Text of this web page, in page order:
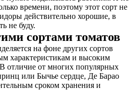
времени, поэтому этот сорт не
действительно хорошие, в
не буду.
сортами томатов
на фоне других сортов
характеристикам и высоким
отличие от многих популярных
или Бычье сердце, Де Барао
сроком хранения и